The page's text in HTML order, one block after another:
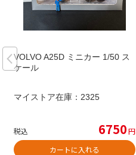
VOLVO A25D ミニカー 1/50 ス
ケール
マイストア在庫： 2325
税込 6750円
カートに入れる